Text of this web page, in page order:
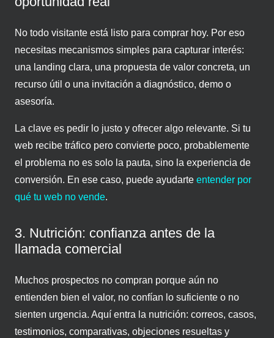
No todo visitante está listo para comprar hoy. Por eso
necesitas mecanismos simples para capturar interés:
una landing clara, una propuesta de valor concreta, un
recurso útil o una invitación a diagnóstico, demo o
asesoría.
La clave es pedir lo justo y ofrecer algo relevante. Si tu
web recibe tráfico pero convierte poco, probablemente
el problema no es solo la pauta, sino la experiencia de
conversión. En ese caso, puede ayudarte entender por
qué tu web no vende.
3. Nutrición: confianza antes de la
llamada comercial
Muchos prospectos no compran porque aún no
entienden bien el valor, no confían lo suficiente o no
sienten urgencia. Aquí entra la nutrición: correos, casos,
testimonios, comparativas, objeciones resueltas y